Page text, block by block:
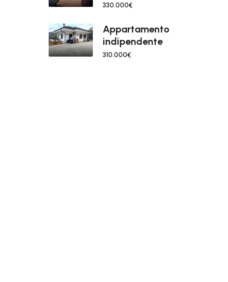
330.000€
Appartamento
indipendente
310.000€